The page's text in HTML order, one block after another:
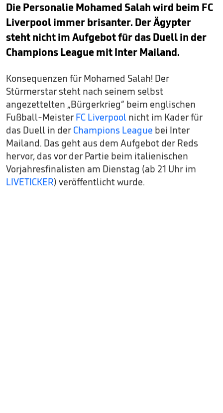
Die Personalie Mohamed Salah wird beim FC
Liverpool immer brisanter. Der Ägypter
steht nicht im Aufgebot für das Duell in der
Champions League mit Inter Mailand.
Konsequenzen für Mohamed Salah! Der
Stürmerstar steht nach seinem selbst
angezettelten „Bürgerkrieg“ beim englischen
Fußball-Meister FC Liverpool nicht im Kader für
das Duell in der Champions League bei Inter
Mailand. Das geht aus dem Aufgebot der Reds
hervor, das vor der Partie beim italienischen
Vorjahresfinalisten am Dienstag (ab 21 Uhr im
LIVETICKER) veröffentlicht wurde.